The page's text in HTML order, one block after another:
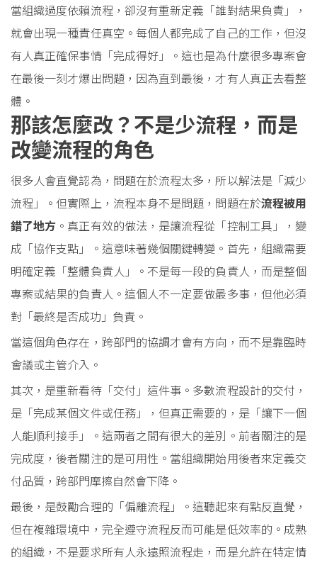
當組織過度依賴流程，卻沒有重新定義「誰對結果負責」，
就會出現一種責任真空。每個人都完成了自己的工作，但沒
有人真正確保事情「完成得好」。這也是為什麼很多專案會
在最後一刻才爆出問題，因為直到最後，才有人真正去看整
體。
那該怎麼改？不是少流程，而是
改變流程的角色
很多人會直覺認為，問題在於流程太多，所以解法是「減少
流程」。但實際上，流程本身不是問題，問題在於流程被用
錯了地方 。真正有效的做法，是讓流程從「控制工具」，變
成「協作支點」。這意味著幾個關鍵轉變。首先，組織需要
明確定義「整體負責人」。不是每一段的負責人，而是整個
專案或結果的負責人。這個人不一定要做最多事，但他必須
對「最終是否成功」負責。
當這個角色存在，跨部門的協調才會有方向，而不是靠臨時
會議或主管介入。
其次，是重新看待「交付」這件事。多數流程設計的交付，
是「完成某個文件或任務」，但真正需要的，是「讓下一個
人能順利接手」。這兩者之間有很大的差別。前者關注的是
完成度，後者關注的是可用性。當組織開始用後者來定義交
付品質，跨部門摩擦自然會下降。
最後，是鼓勵合理的「偏離流程」。這聽起來有點反直覺，
但在複雜環境中，完全遵守流程反而可能是低效率的。成熟
的組織，不是要求所有人永遠照流程走，而是允許在特定情